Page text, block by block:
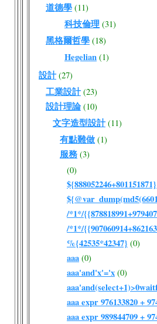
道德學 (11)
科技倫理 (31)
黑格爾哲學 (18)
Hegelian (1)
設計 (27)
工業設計 (23)
設計理論 (10)
文字造型設計 (11)
有點難做 (1)
服務 (3)
(0)
${888052246+801151871}
/*1*/
/*1*/
%{42535*42347} (0)
aaa (0)
aaa'and'x'='x (0)
aaa expr 976133820 +
aaa expr 989844709 +